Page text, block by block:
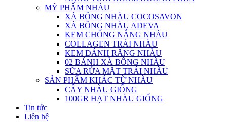
MỸ PHẨM NHÀU
XÀ BÔNG NHÀU COCOSAVON
XÀ BÔNG NHÀU ADEVA
KEM CHỐNG NẮNG NHÀU
COLLAGEN TRÁI NHÀU
KEM ĐÁNH RĂNG NHÀU
02 BÁNH XÀ BÔNG NHÀU
SỮA RỬA MẶT TRÁI NHÀU
SẢN PHẨM KHÁC TỪ NHÀU
CÂY NHÀU GIỐNG
100GR HẠT NHÀU GIỐNG
Tin tức
Liên hệ